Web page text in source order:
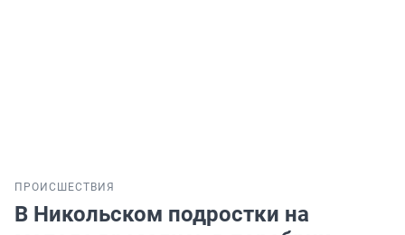
ПРОИСШЕСТВИЯ
В Никольском подростки на